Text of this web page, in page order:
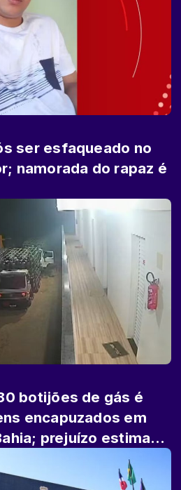
ser esfaqueado no
namorada do rapaz é
botijões de gás é
encapuzados em
prejuízo estimado